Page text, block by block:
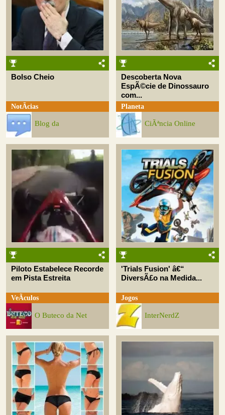
Bolso Cheio
NotÃ­cias
Blog da
Descoberta Nova
EspÃ©cie de Dinossauro
com...
Planeta
CiÃªncia Online
Piloto Estabelece Recorde
em Pista Estreita
VeÃ­culos
O Buteco da Net
'Trials Fusion' â€“
DiversÃ£o na Medida...
Jogos
InterNerdZ